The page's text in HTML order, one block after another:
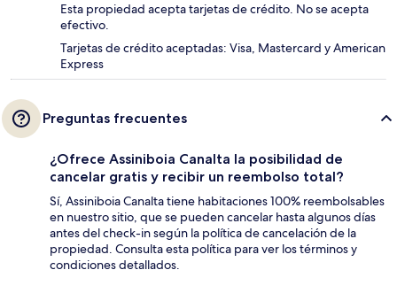
Esta propiedad acepta tarjetas de crédito. No se acepta
efectivo.
Tarjetas de crédito aceptadas: Visa, Mastercard y American
Express
Preguntas frecuentes
¿Ofrece Assiniboia Canalta la posibilidad de
cancelar gratis y recibir un reembolso total?
Sí, Assiniboia Canalta tiene habitaciones 100% reembolsables
en nuestro sitio, que se pueden cancelar hasta algunos días
antes del check-in según la política de cancelación de la
propiedad. Consulta esta política para ver los términos y
condiciones detallados.